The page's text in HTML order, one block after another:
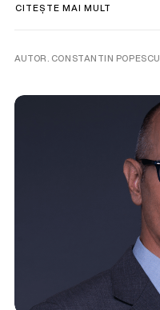
CITEȘTE MAI MULT
AUTOR. CONSTANTIN POPESCU